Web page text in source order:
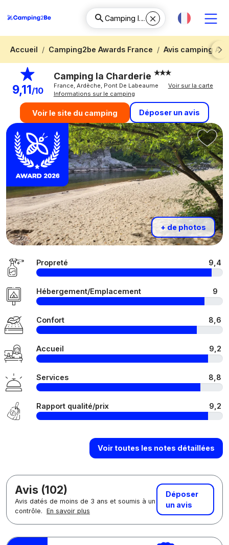
Accueil Camping2be Awards France
Avis camping
Next
9,11/10
Camping la Charderie
France, Ardèche, Pont De Labeaume
Voir sur la carte
Informations sur le camping
Voir le site du camping Déposer un avis
+ de photos
Propreté 9,4
Hébergement/Emplacement 9
Confort 8,6
Accueil 9,2
Services 8,8
Rapport qualité/prix 9,2
Voir toutes les notes détaillées
Avis (102)
Avis datés de moins de 3 ans et soumis à un
contrôle. En savoir plus
Déposer
un avis